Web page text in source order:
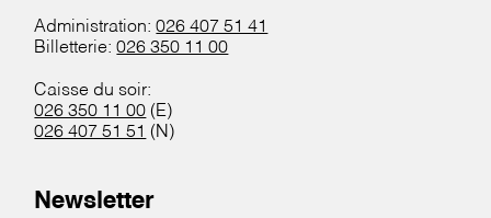
Administration:026 407 51 41
Billetterie:026 350 11 00
Caisse du soir:
026 350 11 00 (E)
026 407 51 51 (N)
Newsletter